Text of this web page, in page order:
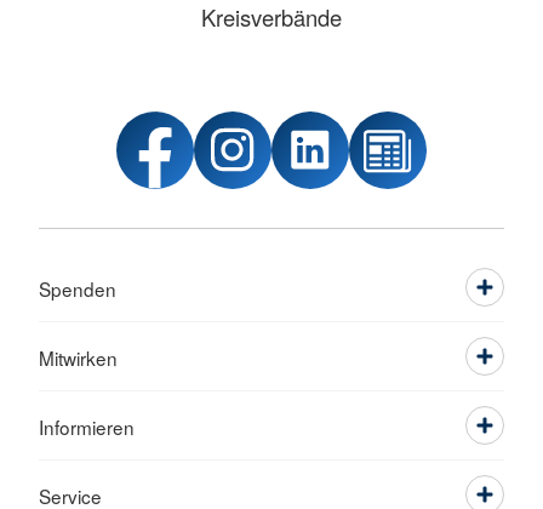
Kreisverbände
Spenden
Mitwirken
Informieren
Service